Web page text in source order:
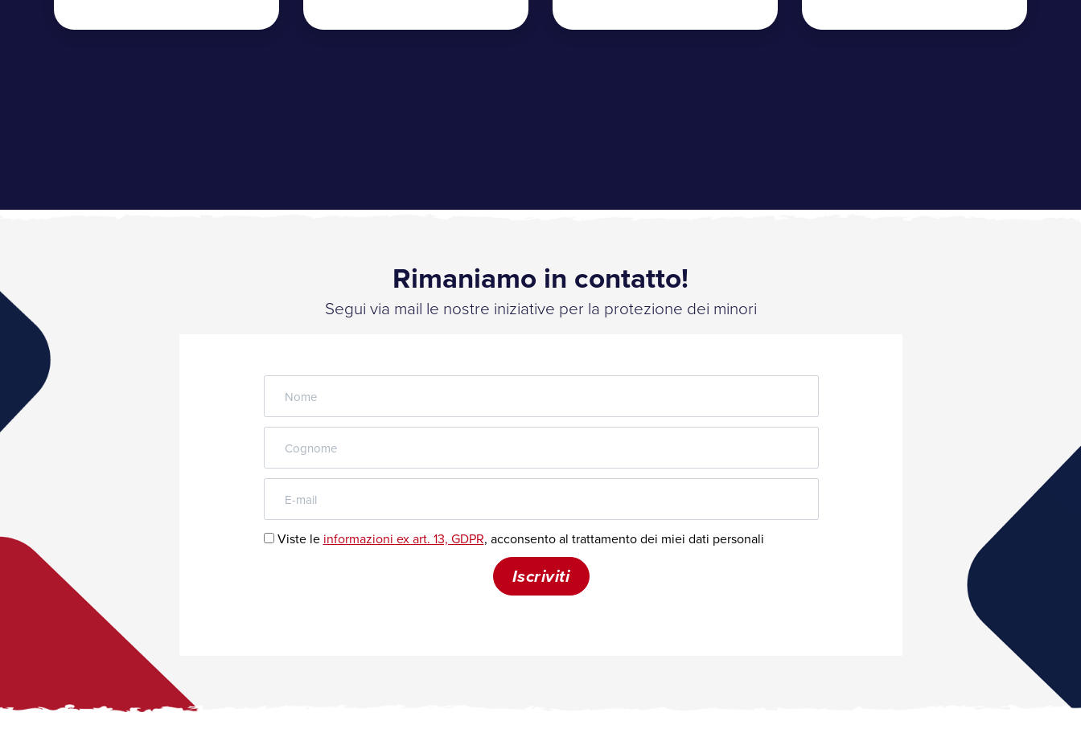
Rimaniamo in contatto!
Segui via mail le nostre iniziative per la protezione dei minori